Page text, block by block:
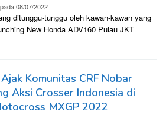
08/07/2022
ditunggu-tunggu oleh kawan-kawan yang
New Honda ADV160 Pulau JKT
Komunitas CRF Nobar
Aksi Crosser Indonesia di
MXGP 2022